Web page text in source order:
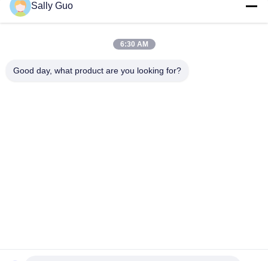
IFR32140 2S1P 6.4V 15AH 3.2V LiFePO4 Battery Pack Untuk
Pagar Listrik Tenaga Surya
Baterai LiFePO4 113AH 3.2V LPF42173205 Untuk EV Dan ESS
Sally Guo
6:30 AM
Good day, what product are you looking for?